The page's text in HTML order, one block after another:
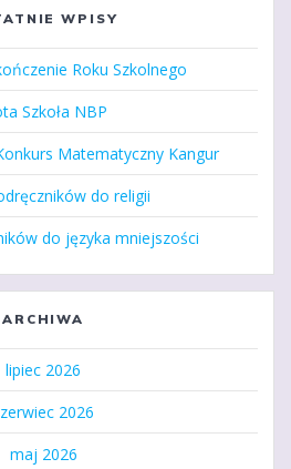
WPISY
Roku Szkolnego
Szkoła NBP
Matematyczny Kangur
do religii
do języka mniejszości
ARCHIWA
lipiec 2026
2026
maj 2026